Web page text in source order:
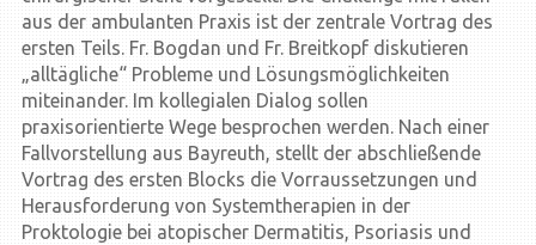
aus der ambulanten Praxis ist der zentrale Vortrag des
ersten Teils. Fr. Bogdan und Fr. Breitkopf diskutieren
„alltägliche“ Probleme und Lösungsmöglichkeiten
miteinander. Im kollegialen Dialog sollen
praxisorientierte Wege besprochen werden. Nach einer
Fallvorstellung aus Bayreuth, stellt der abschließende
Vortrag des ersten Blocks die Vorraussetzungen und
Herausforderung von Systemtherapien in der
Proktologie bei atopischer Dermatitis, Psoriasis und